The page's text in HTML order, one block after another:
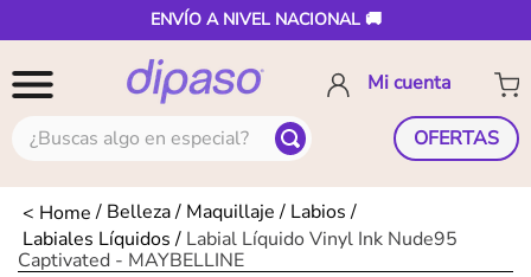
ENVÍO A NIVEL NACIONAL 🚚
¿Buscas algo en especial? OFERTAS
Belleza Maquillaje
Labios
Labiales Líquidos
Labial Lí­quido Vinyl Ink Nude95
Captivated - MAYBELLINE